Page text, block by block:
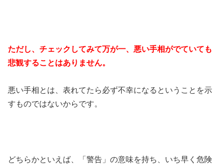
ただし、チェックしてみて万が一、悪い手相がでていても
悲観することはありません。
悪い手相とは、表れてたら必ず不幸になるということを示
すものではないからです。
どちらかといえば、「警告」の意味を持ち、いち早く危険